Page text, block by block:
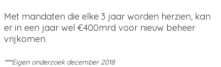
Met mandaten die elke 3 jaar worden herzien, kan
er in een jaar wel €400mrd voor nieuw beheer
vrijkomen.
****Eigen onderzoek december 2018